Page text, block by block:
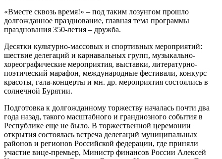
«Вместе сквозь время!» – под таким лозунгом прошло
долгожданное празднование, главная тема программы
празднования 350-летия – дружба.
Десятки культурно-массовых и спортивных мероприятий:
шествие делегаций и карнавальных групп, музыкально-
хореографические мероприятия, выставки, литературно-
поэтический марафон, международные фестивали, конкурс
красоты, гала-концерты и мн. др. мероприятия состоялись в
солнечной Бурятии.
Подготовка к долгожданному торжеству началась почти два
года назад, такого масштабного и грандиозного события в
Республике еще не было. В торжественной церемонии
открытия состоялась встреча делегаций муниципальных
районов и регионов Российской федерации, где приняли
участие вице-премьер, Министр финансов России Алексей